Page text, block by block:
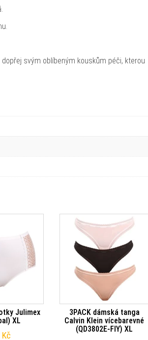
svým oblíbeným kouskům péči, kterou
Julimex
XL
Kč
3PACK dámská tanga
Calvin Klein vícebarevné
(QD3802E-FIY) XL